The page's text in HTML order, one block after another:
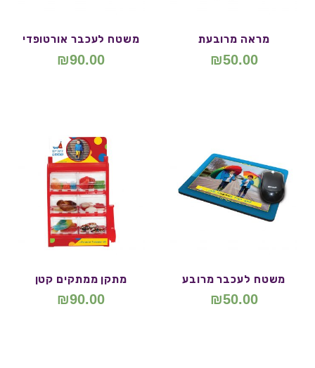
מראה מרובעת
₪50.00
משטח לעכבר אורטופדי
₪90.00
משטח לעכבר מרובע
₪50.00
מתקן ממתקים קטן
₪90.00